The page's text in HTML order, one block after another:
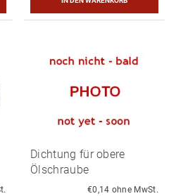
Dichtung für obere
Ölschraube
€0,14 ohne MwSt.